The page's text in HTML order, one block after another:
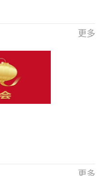
更多
更多